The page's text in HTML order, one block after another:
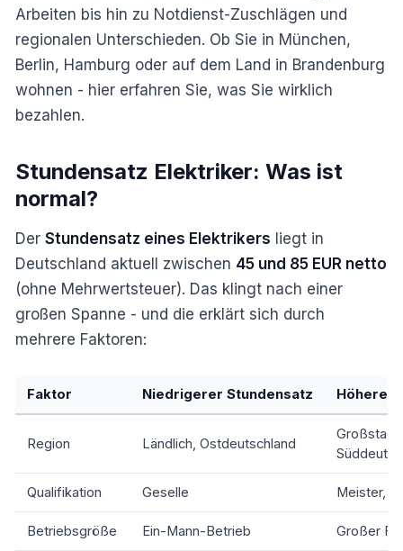
Arbeiten bis hin zu Notdienst-Zuschlägen und
regionalen Unterschieden. Ob Sie in München,
Berlin, Hamburg oder auf dem Land in Brandenburg
wohnen - hier erfahren Sie, was Sie wirklich
bezahlen.
Stundensatz Elektriker: Was ist
normal?
Der Stundensatz eines Elektrikers liegt in
Deutschland aktuell zwischen 45 und 85 EUR netto
(ohne Mehrwertsteuer). Das klingt nach einer
großen Spanne - und die erklärt sich durch
mehrere Faktoren:
Faktor Niedrigerer Stundensatz Höherer
Region Ländlich, Ostdeutschland
Großstadt,
Qualifikation Geselle Meister,
Betriebsgröße Ein-Mann-Betrieb Großer